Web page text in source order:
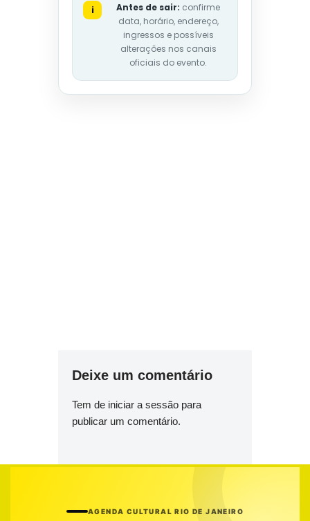
i Antes de sair: confirme
data, horário, endereço,
ingressos e possíveis
alterações nos canais
oficiais do evento.
Deixe um comentário
Tem de iniciar a sessão para
publicar um comentário.
AGENDA CULTURAL RIO DE JANEIRO